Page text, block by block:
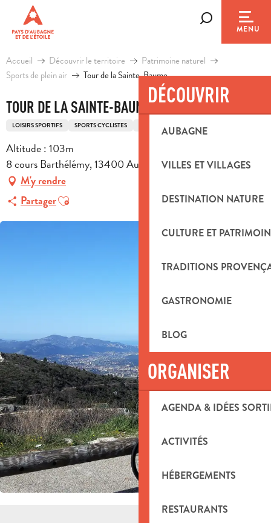
contenu
principal
MENU
DÉCOUVRIR
AUBAGNE
VILLES ET VILLAGES
DESTINATION NATURE
CULTURE ET
TRADITIONS
GASTRONOMIE
BLOG
ORGANISER
AGENDA & IDÉES
ACTIVITÉS
HÉBERGEMENTS
RESTAURANTS
Accueil Découvrir le territoire
Patrimoine naturel
Sports de plein air
Tour de la Sainte-Baume
TOUR DE LA SAINTE-BAUME
LOISIRS SPORTIFS SPORTS CYCLISTES ITINÉRAIRE CYCLO
Altitude : 103m
8 cours Barthélémy, 13400 Aubagne
M'y rendre
PartagerAjouter aux favoris